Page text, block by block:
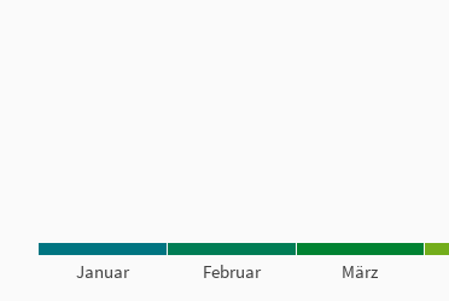
Januar Februar März